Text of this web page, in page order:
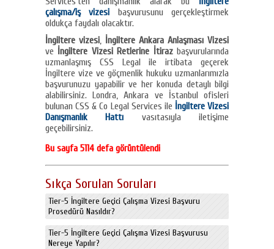
çalışma/iş vizesi başvurusunu gerçekleştirmek
oldukça faydalı olacaktır.
İngiltere vizesi, İngiltere Ankara Anlaşması Vizesi
ve İngiltere Vizesi Retlerine İtirazbaşvurularında
uzmanlaşmış CSS Legal ile irtibata geçerek
İngiltere vize ve göçmenlik hukuku uzmanlarımızla
başvurunuzu yapabilir ve her konuda detaylı bilgi
alabilirsiniz. Londra, Ankara ve İstanbul ofisleri
bulunan CSS & Co Legal Services ile İngiltere Vizesi
Danışmanlık Hattı vasıtasıyla iletişime
geçebilirsiniz.
Bu sayfa 5114 defa görüntülendi
Sıkça Sorulan Soruları
Tier-5 İngiltere Geçici Çalışma Vizesi Başvuru
Prosedürü Nasıldır?
Tier-5 İngiltere Geçici Çalışma Vizesi Başvurusu
Nereye Yapılır?